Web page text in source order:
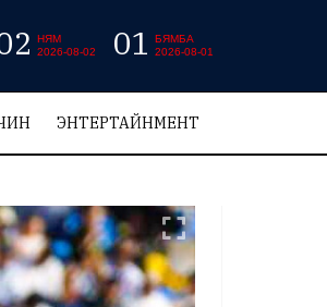
НЯМ
2026-08-02
01
БЯМБА
2026-08-01
ЭНТЕРТАЙНМЕНТ